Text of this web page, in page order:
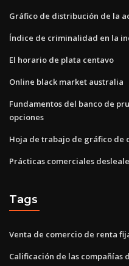
Gráfico de distribución de la
Índice de criminalidad en la
El horario de plata centavo
Online black market australia
Fundamentos del banco de
opciones
Hoja de trabajo de gráfico de
Prácticas comerciales
Tags
Venta de comercio de renta
Calificación de las compañías